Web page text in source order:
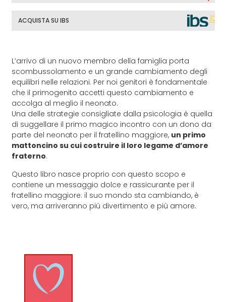
ACQUISTA SU IBS
L’arrivo di un nuovo membro della famiglia porta
scombussolamento e un grande cambiamento degli
equilibri nelle relazioni. Per noi genitori è fondamentale
che il primogenito accetti questo cambiamento e
accolga al meglio il neonato.
Una delle strategie consigliate dalla psicologia è quella
di suggellare il primo magico incontro con un dono da
parte del neonato per il fratellino maggiore, un primo
mattoncino su cui costruire il loro legame d’amore
fraterno.
Questo libro nasce proprio con questo scopo e
contiene un messaggio dolce e rassicurante per il
fratellino maggiore: il suo mondo sta cambiando, è
vero, ma arriveranno più divertimento e più amore.